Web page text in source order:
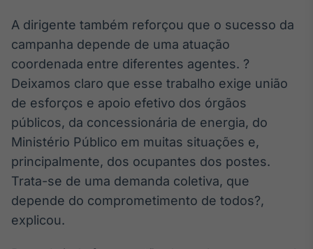
Radar
Monitoramento
inteligente de
notícias e
Broadcast
Fundos
A melhor
plataforma para
analisar fundos
de investimento
A dirigente também reforçou que o sucesso da
campanha depende de uma atuação
coordenada entre diferentes agentes. ?
Deixamos claro que esse trabalho exige união
de esforços e apoio efetivo dos órgãos
públicos, da concessionária de energia, do
Ministério Público em muitas situações e,
principalmente, dos ocupantes dos postes.
Trata-se de uma demanda coletiva, que
depende do comprometimento de todos?,
explicou.